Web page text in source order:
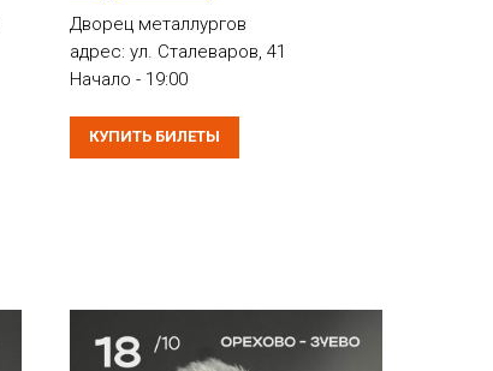
Дворец металлургов
адрес: ул. Сталеваров, 41
Начало - 19:00
КУПИТЬ БИЛЕТЫ